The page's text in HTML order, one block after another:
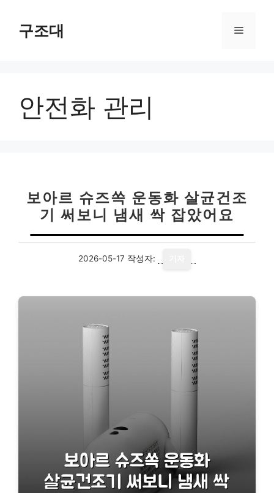
구조대 메
안전화 관리
보아르 슈즈쏙 운동화 살균건조
기 써보니 냄새 싹 잡았어요
2026-05-17 작성자: